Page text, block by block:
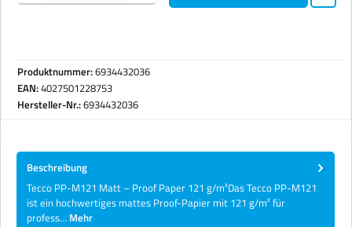
Produktnummer:6934432036
EAN:4027501228753
Hersteller-Nr.:6934432036
Beschreibung
Tecco PP-M121 Matt – Proof Paper 121 g/m²Das Tecco PP-M121
ist ein hochwertiges mattes Proof-Papier mit 121 g/m² für
profess… Mehr